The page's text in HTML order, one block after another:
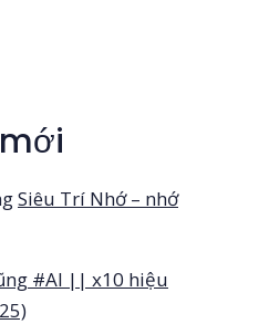
Siêu Trí Nhớ – nhớ
#AI || x10 hiệu